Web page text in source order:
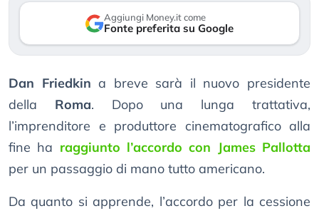
Aggiungi Money.it come
Fonte preferita su Google
Dan Friedkin a breve sarà il nuovo presidente
della Roma. Dopo una lunga trattativa,
l’imprenditore e produttore cinematografico alla
fine ha raggiunto l’accordo con James Pallotta
per un passaggio di mano tutto americano.
Da quanto si apprende, l’accordo per la cessione